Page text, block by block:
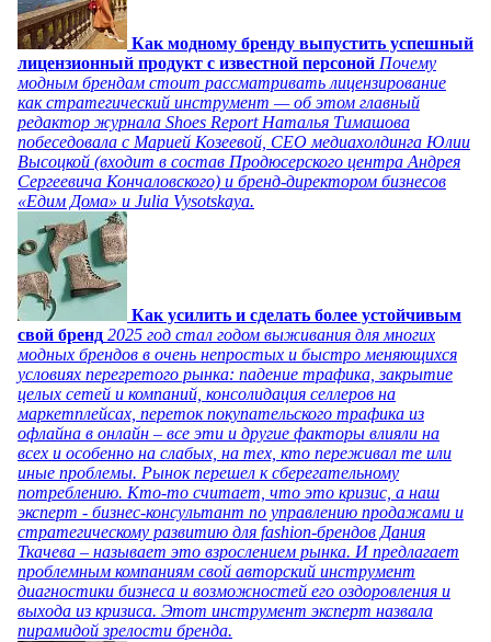
Как модному бренду выпустить успешный
лицензионный продукт с известной персоной Почему
модным брендам стоит рассматривать лицензирование
как стратегический инструмент — об этом главный
редактор журнала Shoes Report Наталья Тимашова
побеседовала с Марией Козеевой, СЕО медиахолдинга Юлии
Высоцкой (входит в состав Продюсерского центра Андрея
Сергеевича Кончаловского) и бренд-директором бизнесов
«Едим Дома» и Julia Vysotskaya.
Как усилить и сделать более устойчивым
свой бренд 2025 год стал годом выживания для многих
модных брендов в очень непростых и быстро меняющихся
условиях перегретого рынка: падение трафика, закрытие
целых сетей и компаний, консолидация селлеров на
маркетплейсах, переток покупательского трафика из
офлайна в онлайн – все эти и другие факторы влияли на
всех и особенно на слабых, на тех, кто переживал те или
иные проблемы. Рынок перешел к сберегательному
потреблению. Кто-то считает, что это кризис, а наш
эксперт - бизнес-консультант по управлению продажами и
стратегическому развитию для fashion-брендов Дания
Ткачева – называет это взрослением рынка. И предлагает
проблемным компаниям свой авторский инструмент
диагностики бизнеса и возможностей его оздоровления и
выхода из кризиса. Этот инструмент эксперт назвала
пирамидой зрелости бренда.